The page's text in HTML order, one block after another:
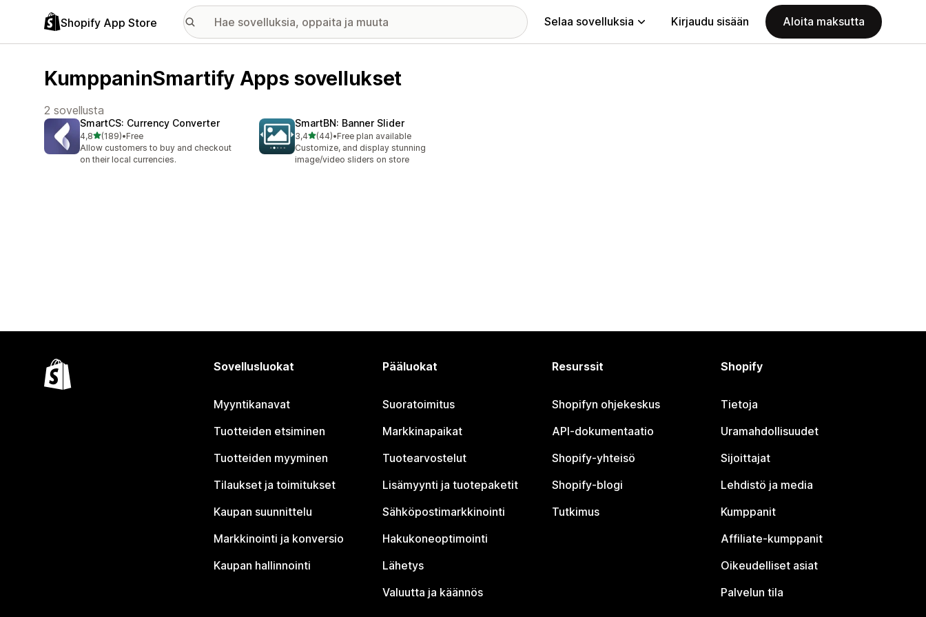
Shopify App Store Selaa sovelluksia Kirjaudu sisään Aloita maksutta
KumppaninSmartify Apps sovellukset
2 sovellusta
SmartCS: Currency Converter
4,8/ 5 tähteä
(189)
189 arvostelua yhteensä
•Free
Allow customers to buy and checkout
on their local currencies.
SmartBN: Banner Slider
3,4/ 5 tähteä
(44)
44 arvostelua yhteensä
•Free plan available
Customize, and display stunning
image/video sliders on store
Sovellusluokat
Myyntikanavat
Tuotteiden etsiminen
Tuotteiden myyminen
Tilaukset ja toimitukset
Kaupan suunnittelu
Markkinointi ja konversio
Kaupan hallinnointi
Pääluokat
Suoratoimitus
Markkinapaikat
Tuotearvostelut
Lisämyynti ja tuotepaketit
Sähköpostimarkkinointi
Hakukoneoptimointi
Lähetys
Valuutta ja käännös
Resurssit
Shopifyn ohjekeskus
API-dokumentaatio
Shopify-yhteisö
Shopify-blogi
Tutkimus
Shopify
Tietoja
Uramahdollisuudet
Sijoittajat
Lehdistö ja media
Kumppanit
Affiliate-kumppanit
Oikeudelliset asiat
Palvelun tila